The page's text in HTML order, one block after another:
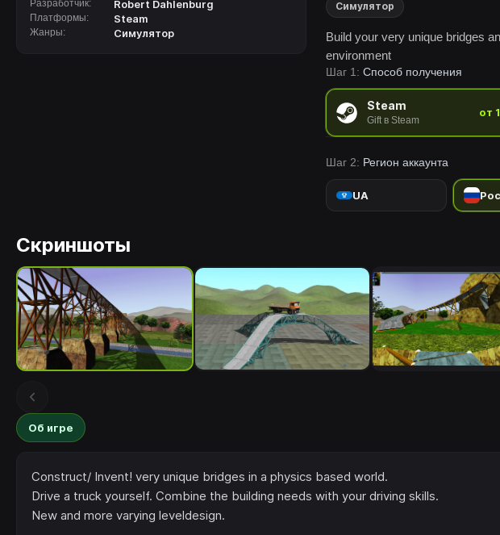
Разработчик: Robert Dahlenburg
Платформы: Steam
Жанры: Симулятор
Симулятор
Build your very unique bridges
environment
Шаг 1: Способ получения
Steam
Gift в Steam
от
Шаг 2: Регион аккаунта
UA
Скриншоты
Об игре
Construct/ Invent! very unique bridges in a physics based world.
Drive a truck yourself. Combine the building needs with your driving skills.
New and more varying leveldesign.